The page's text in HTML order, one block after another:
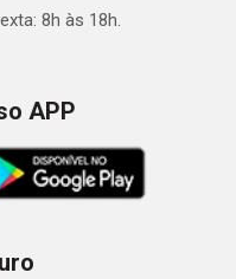
8h às 18h.
APP